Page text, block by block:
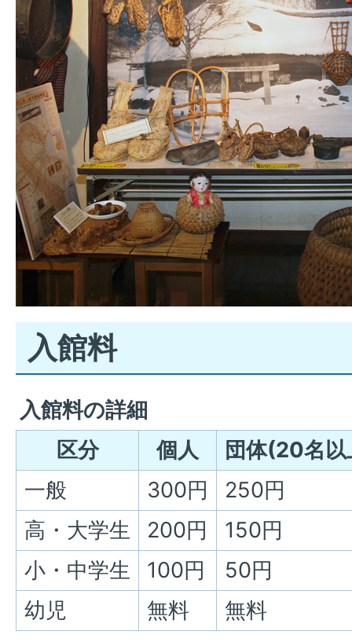
入館料
入館料の詳細
区分
個人
団体(20名
一般
300円
250円
高・大学生
200円
150円
小・中学生
100円
50円
幼児
無料 無料